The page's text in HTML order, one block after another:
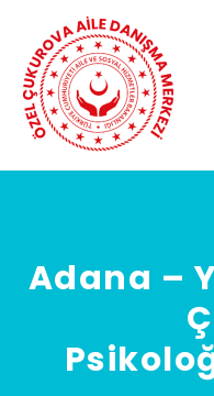
Adana –